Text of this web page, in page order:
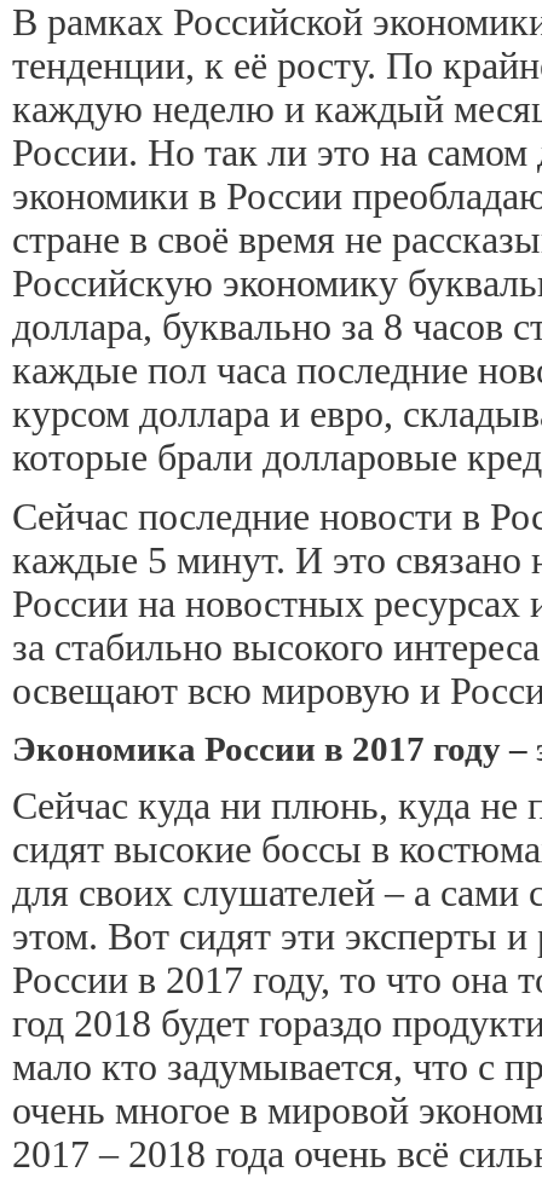
В рамках Российской
тенденции, к её росту. По
каждую неделю и каждый
России. Но так ли это на
экономики в России
стране в своё время не
Российскую экономику
доллара, буквально за 8 часов
каждые пол часа последние
курсом доллара и евро,
которые брали долларовые
Сейчас последние новости в
каждые 5 минут. И это
России на новостных ресурсах
за стабильно высокого
освещают всю мировую и
Экономика России в 2017 году –
Сейчас куда ни плюнь, куда не
сидят высокие боссы в
для своих слушателей – а сами
этом. Вот сидят эти эксперты
России в 2017 году, то что она
год 2018 будет гораздо
мало кто задумывается, что с
очень многое в мировой
2017 – 2018 года очень всё